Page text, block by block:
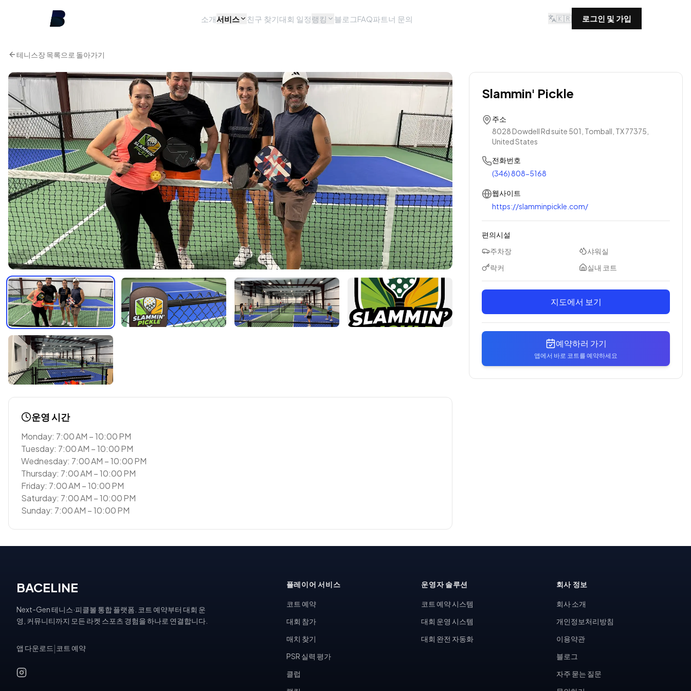
소개서비스 친구 찾기대회 일정랭킹 블로그FAQ파트너 문의 🇰🇷 로그인 및 가입
테니스장 목록으로 돌아가기
운영 시간
Monday: 7:00 AM – 10:00 PM
Tuesday: 7:00 AM – 10:00 PM
Wednesday: 7:00 AM – 10:00 PM
Thursday: 7:00 AM – 10:00 PM
Friday: 7:00 AM – 10:00 PM
Saturday: 7:00 AM – 10:00 PM
Sunday: 7:00 AM – 10:00 PM
Slammin' Pickle
주소
8028 Dowdell Rd suite 501, Tomball, TX 77375,
United States
전화번호
(346) 808-5168
웹사이트
https://slamminpickle.com/
편의시설
주차장
샤워실
락커
실내 코트
지도에서 보기
예약하러 가기
앱에서 바로 코트를 예약하세요
BACELINE
Next-Gen 테니스·피클볼 통합 플랫폼. 코트 예약부터 대회 운
영, 커뮤니티까지 모든 라켓 스포츠 경험을 하나로 연결합니다.
앱 다운로드 코트 예약
플레이어 서비스
코트 예약
대회 참가
매치 찾기
PSR 실력 평가
클럽
운영자 솔루션
코트 예약 시스템
대회 운영 시스템
대회 완전 자동화
회사 정보
회사 소개
개인정보처리방침
이용약관
블로그
자주 묻는 질문